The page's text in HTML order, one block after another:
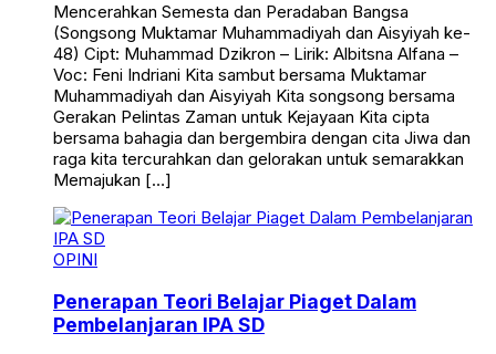
Mencerahkan Semesta dan Peradaban Bangsa
(Songsong Muktamar Muhammadiyah dan Aisyiyah ke-
48) Cipt: Muhammad Dzikron – Lirik: Albitsna Alfana –
Voc: Feni Indriani Kita sambut bersama Muktamar
Muhammadiyah dan Aisyiyah Kita songsong bersama
Gerakan Pelintas Zaman untuk Kejayaan Kita cipta
bersama bahagia dan bergembira dengan cita Jiwa dan
raga kita tercurahkan dan gelorakan untuk semarakkan
Memajukan […]
OPINI
Penerapan Teori Belajar Piaget Dalam
Pembelanjaran IPA SD